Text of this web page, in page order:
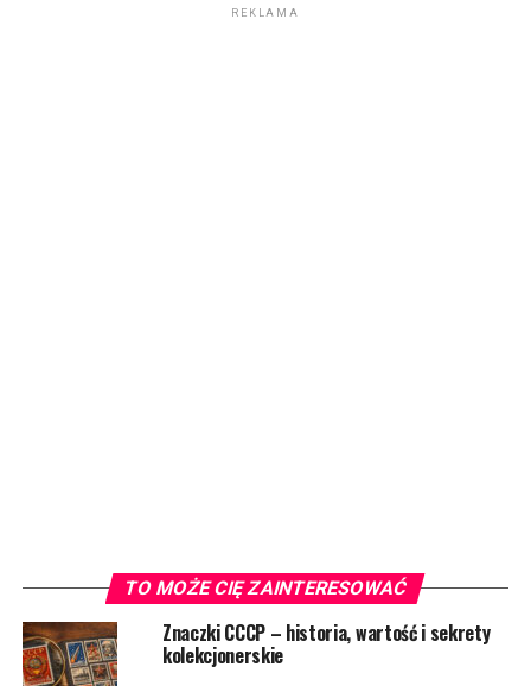
REKLAMA
TO MOŻE CIĘ ZAINTERESOWAĆ
Znaczki CCCP – historia, wartość i sekrety
kolekcjonerskie